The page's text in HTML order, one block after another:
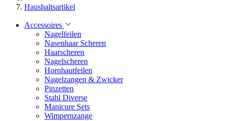
Haushaltsartikel
Accessoires
Nagelfeilen
Nasenhaar Scheren
Haarscheren
Nagelscheren
Hornhautfeilen
Nagelzangen & Zwicker
Pinzetten
Stahl Diverse
Manicure Sets
Wimpernzange